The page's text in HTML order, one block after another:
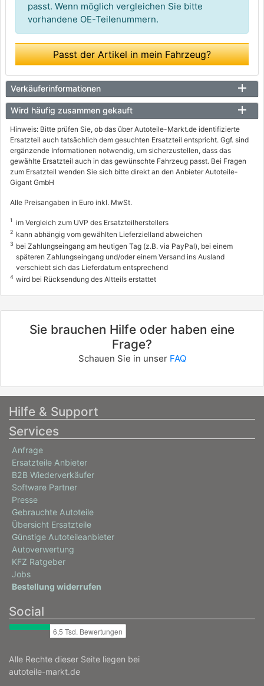
passt. Wenn möglich vergleichen Sie bitte
vorhandene OE-Teilenummern.
Passt der Artikel in mein Fahrzeug?
Verkäuferinformationen
Wird häufig zusammen gekauft
Hinweis: Bitte prüfen Sie, ob das über Autoteile-Markt.de identifizierte
Ersatzteil auch tatsächlich dem gesuchten Ersatzteil entspricht. Ggf. sind
ergänzende Informationen notwendig, um sicherzustellen, dass das
gewählte Ersatzteil auch in das gewünschte Fahrzeug passt. Bei Fragen
zum Ersatzteil wenden Sie sich bitte direkt an den Anbieter Autoteile-
Gigant GmbH
Alle Preisangaben in Euro inkl. MwSt.
1 im Vergleich zum UVP des Ersatzteilherstellers
2 kann abhängig vom gewählten Lieferzielland abweichen
3 bei Zahlungseingang am heutigen Tag (z.B. via PayPal), bei einem
späteren Zahlungseingang und/oder einem Versand ins Ausland
verschiebt sich das Lieferdatum entsprechend
4 wird bei Rücksendung des Altteils erstattet
Sie brauchen Hilfe oder haben eine
Frage?
Schauen Sie in unser FAQ
Hilfe & Support
Services
Anfrage
Ersatzteile Anbieter
B2B Wiederverkäufer
Software Partner
Presse
Gebrauchte Autoteile
Übersicht Ersatzteile
Günstige Autoteileanbieter
Autoverwertung
KFZ Ratgeber
Jobs
Bestellung widerrufen
Social
Alle Rechte dieser Seite liegen bei
autoteile-markt.de